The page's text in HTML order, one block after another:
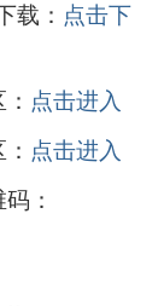
载： 点击下
点击进入
点击进入
：